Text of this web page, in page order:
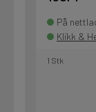
På
Klikk &
1 Stk